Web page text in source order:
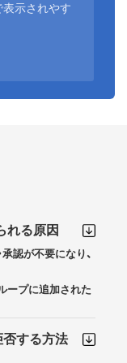
表示されやす
れる原因
認が不要になり、
ープに追加された
する方法